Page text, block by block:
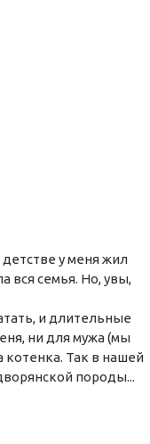
у меня жил
вся семья. Но, увы,
и длительные
ни для мужа (мы
Так в нашей
породы...